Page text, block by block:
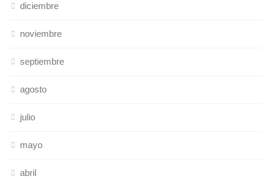
diciembre
noviembre
septiembre
agosto
julio
mayo
abril